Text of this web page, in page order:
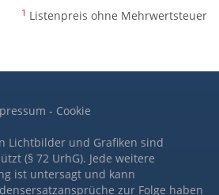
1 Listenpreis ohne Mehrwertsteuer
- Cookie
Lichtbilder und Grafiken sind
(§ 72 UrhG). Jede weitere
ist untersagt und kann
zur Folge haben